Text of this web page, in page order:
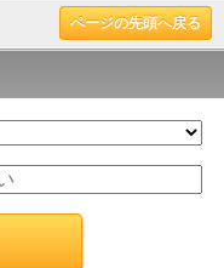
ページの先頭へ戻る